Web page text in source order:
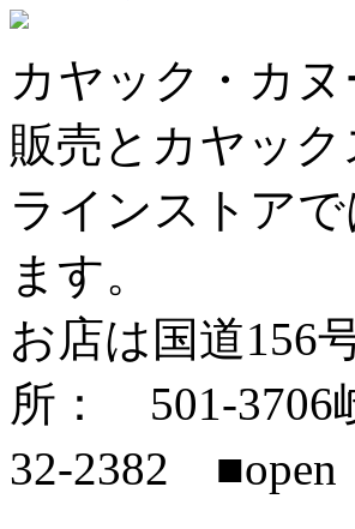
カヤック・カ
販売とカヤッ
ラインストア
ます。
お店は国道156
所： 501-
32-2382